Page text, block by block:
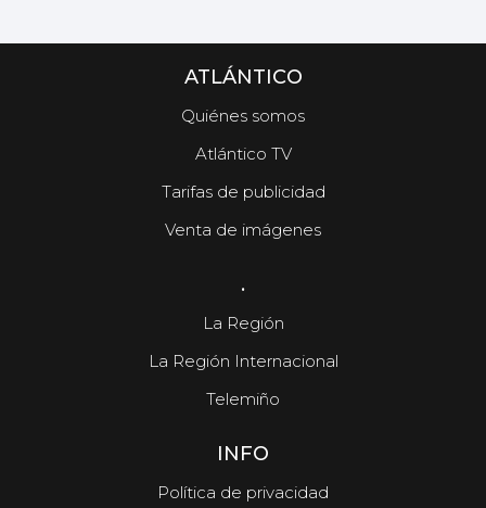
ATLÁNTICO
Quiénes somos
Atlántico TV
Tarifas de publicidad
Venta de imágenes
.
La Región
La Región Internacional
Telemiño
INFO
Política de privacidad